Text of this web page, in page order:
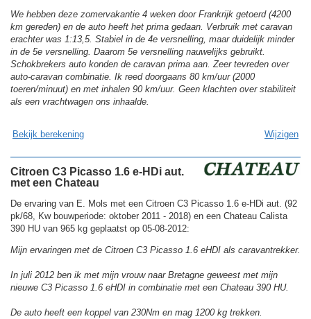
We hebben deze zomervakantie 4 weken door Frankrijk getoerd (4200
km gereden) en de auto heeft het prima gedaan. Verbruik met caravan
erachter was 1:13,5. Stabiel in de 4e versnelling, maar duidelijk minder
in de 5e versnelling. Daarom 5e versnelling nauwelijks gebruikt.
Schokbrekers auto konden de caravan prima aan. Zeer tevreden over
auto-caravan combinatie. Ik reed doorgaans 80 km/uur (2000
toeren/minuut) en met inhalen 90 km/uur. Geen klachten over stabiliteit
als een vrachtwagen ons inhaalde.
Bekijk berekening Wijzigen
Citroen C3 Picasso 1.6 e-HDi aut.
met een Chateau
De ervaring van E. Mols met een Citroen C3 Picasso 1.6 e-HDi aut. (92
pk/68, Kw bouwperiode: oktober 2011 - 2018) en een Chateau Calista
390 HU van 965 kg geplaatst op 05-08-2012:
Mijn ervaringen met de Citroen C3 Picasso 1.6 eHDI als caravantrekker.
In juli 2012 ben ik met mijn vrouw naar Bretagne geweest met mijn
nieuwe C3 Picasso 1.6 eHDI in combinatie met een Chateau 390 HU.
De auto heeft een koppel van 230Nm en mag 1200 kg trekken.